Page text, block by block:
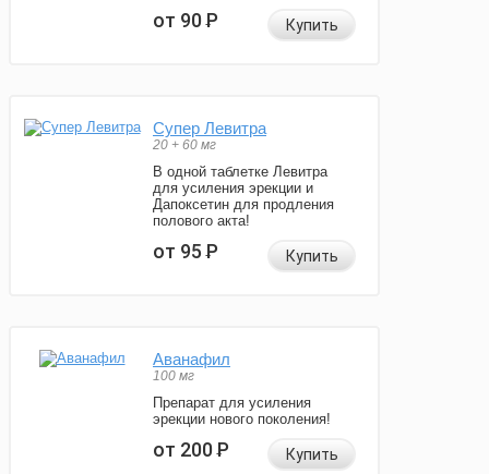
от 90Р Купить
Супер Левитра
20 + 60 мг
В одной таблетке Левитра
для усиления эрекции и
Дапоксетин для продления
полового акта!
от 95Р Купить
Аванафил
100 мг
Препарат для усиления
эрекции нового поколения!
от 200Р Купить